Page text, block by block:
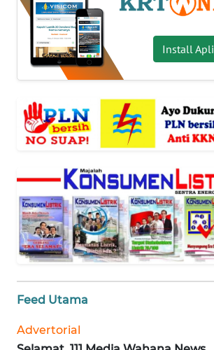
Install
Feed Utama
Advertorial
WAHANA
SPORT
UMKM
WAHANA
WAHANA
PERSONA
WAHANA
HEALTH